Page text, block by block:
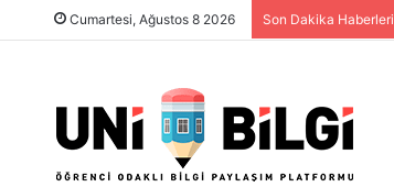
Cumartesi, Ağustos 8 2026 Son Dakika Haberleri